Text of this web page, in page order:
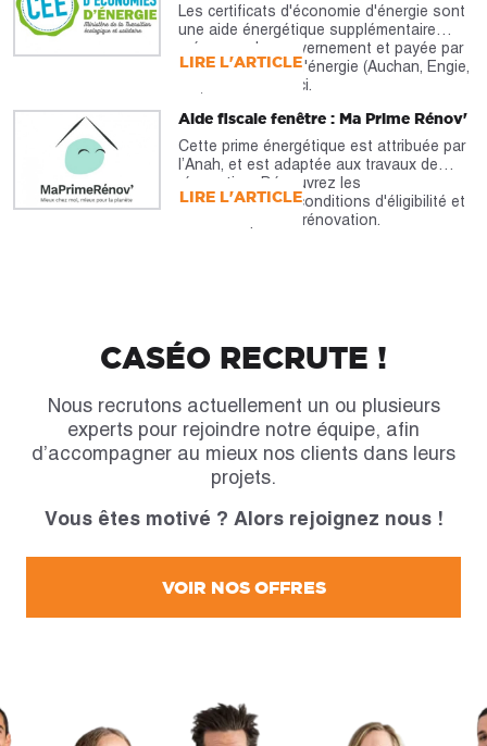
Les certificats d'économie d'énergie sont
une aide énergétique supplémentaire
prévue par le gouvernement et payée par
les fournisseurs d'énergie (Auchan, Engie,
etc). À découvrir ici.
LIRE L'ARTICLE
Aide fiscale fenêtre : Ma Prime Rénov'
Cette prime énergétique est attribuée par
l’Anah, et est adaptée aux travaux de
rénovation. Découvrez les
caractéristiques, conditions d'éligibilité et
montants pour la rénovation.
LIRE L'ARTICLE
CASÉO RECRUTE !
Nous recrutons actuellement un ou plusieurs
experts pour rejoindre notre équipe, afin
d’accompagner au mieux nos clients dans leurs
projets.
Vous êtes motivé ? Alors rejoignez nous !
VOIR NOS OFFRES